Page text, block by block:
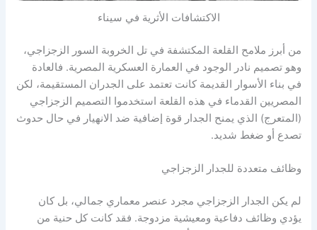
الاكتشافات الأثرية في سيناء
من أبرز ملامح القلعة المكتشفة في تل الخروبة السور الزجزاجي،
وهو تصميم نادر الوجود في العمارة العسكرية المصرية. فالعادة
في بناء الأسوار القديمة كانت تعتمد على الجدران المستقيمة، لكن
المصريين القدماء في هذه القلعة استخدموا التصميم الزجزاجي
(المتعرج) الذي يمنح الجدار قوة إضافية ضد الانهيار في حال حدوث
تصدع أو ضغط شديد.
وظائف متعددة للجدار الزجزاجي
لم يكن الجدار الزجزاجي مجرد عنصر معماري جمالي، بل كان
يؤدي وظائف دفاعية ومعيشية مزدوجة. فقد كانت كل حنية من